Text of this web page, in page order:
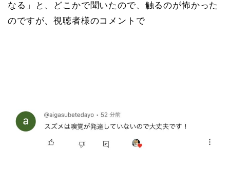
なる」と、どこかで聞いたので、触るのが怖かった
のですが、視聴者様のコメントで